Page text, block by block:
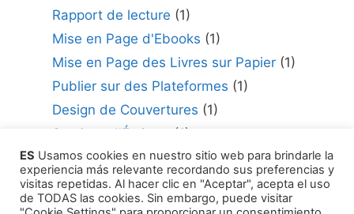
Rapport de lecture (1)
Mise en Page d'Ebooks (1)
Mise en Page des Livres sur Papier(1)
Publier sur des Plateformes (1)
Design de Couvertures (1)
Services d'Écriture
(1)
Consultant en édition(1)
Comment Publier Votre Travail(1)
Agents Littéraires (1)
ES Usamos cookies en nuestro sitio web para brindarle la
experiencia más relevante recordando sus preferencias y
visitas repetidas. Al hacer clic en "Aceptar", acepta el uso
de TODAS las cookies. Sin embargo, puede visitar